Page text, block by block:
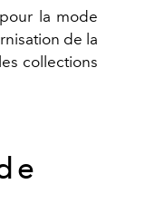
la mode
de la
collections